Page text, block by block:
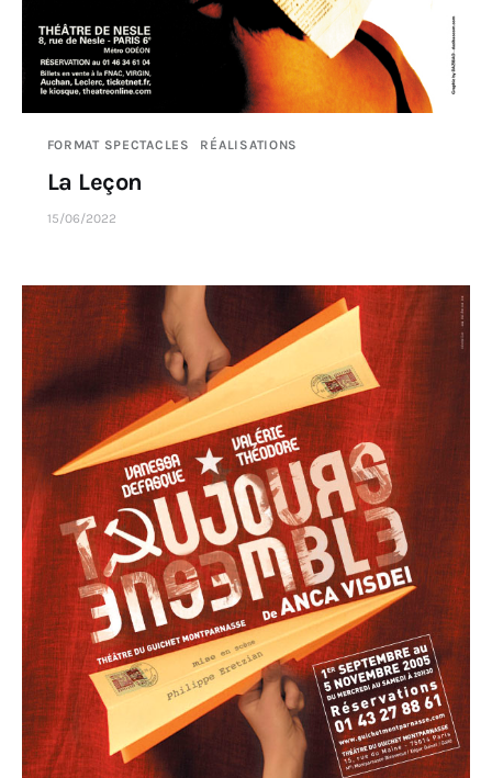
FORMAT SPECTACLES RÉALISATIONS
La Leçon
15/06/2022